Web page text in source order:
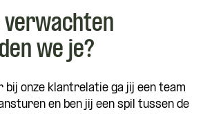
verwachten
we je?
bij onze klantrelatie ga jij een team
en ben jij een spil tussen de